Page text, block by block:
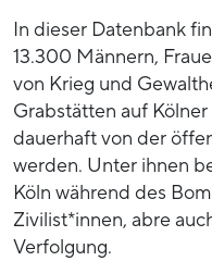
In dieser Datenbank
13.300 Männern,
von Krieg und
Grabstätten auf
dauerhaft von der
werden. Unter ihnen
Köln während des
Zivilist*innen, abre
Verfolgung.